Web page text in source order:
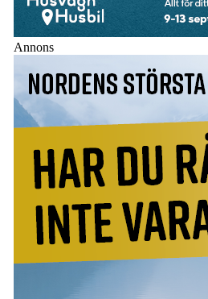
Annons